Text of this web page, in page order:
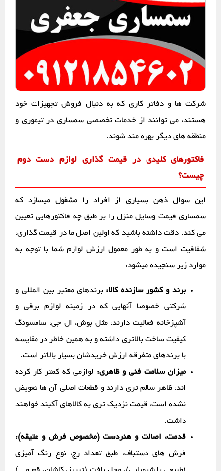
شرکت ها و دفاتر کاری که به دنبال فروش تجهیزات خود
هستند، می توانند از خدمات تخصصی سمساری در تیموری و
منطقه های دیگر بهره مند شوند.
فاکتورهای کلیدی در قیمت گذاری لوازم دست دوم
چیست؟
این سوال ذهن بسیاری از افراد را مشغول میسازد که
سمساری قیمت وسایل منزل را بر طبق چه فاکتورهایی تعیین
می کند. دقت داشته باشید که اولین اصل ما در قیمت گذاری،
شفافیت است و به طور معمول ارزش لوازم شما با توجه به
موارد زیر سنجیده میشود:
برند و کشور سازنده کالا: برندهای معتبر بین المللی و
شرکتی خصوصا آنهایی که در زمینه لوازم برقی و
آشپزخانه فعالیت دارند، مثل بوش، ال جی، سامسونگ
کیفیت ساخت بالاتری داشته و به همین خاطر در مقایسه
با برندهای متفرقه ارزش خریدشان بسیار بالاتر است.
میزان سلامت فنی و ظاهری: لوازمی که کمتر کار کرده
اند، ظاهر سالم تری دارند و قطعات اصلی آن ها تعویض
نشده است، قیمت نزدیک تری به کالاهای آکبند خواهند
داشت.
قدمت، اصالت و هنردست (مخصوص فرش و عتیقه):
فرش های دستباف، طبق تعداد رج، نوع رنگ آمیزی